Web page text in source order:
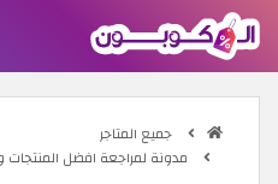
جميع المتاجر
مدونة لمراجعة افضل